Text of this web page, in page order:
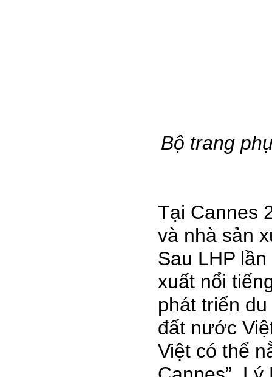
Bộ trang
Tại Cannes
và nhà sản
Sau LHP
xuất nổi
phát triển
đất nước
Việt có thể